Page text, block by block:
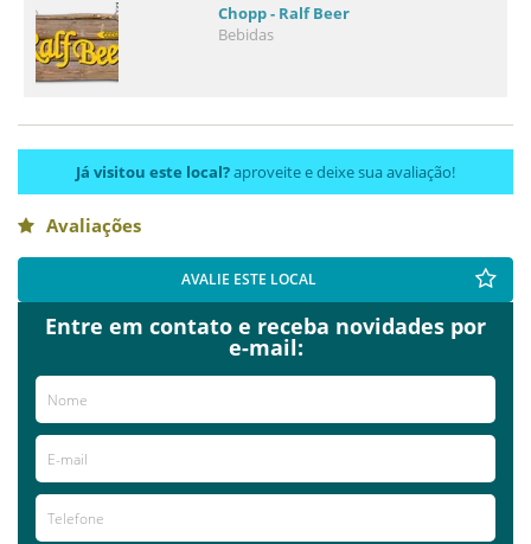
Chopp - Ralf Beer
Bebidas
Já visitou este local?aproveite e deixe sua avaliação!
Avaliações
AVALIE ESTE LOCAL
Entre em contato e receba novidades por
e-mail: